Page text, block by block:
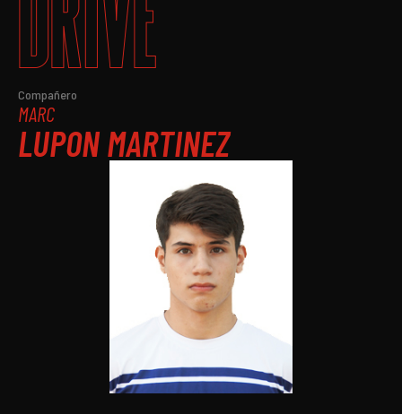
Compañero
MARC
LUPON MARTINEZ